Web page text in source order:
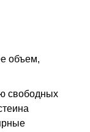
объем,
свободных